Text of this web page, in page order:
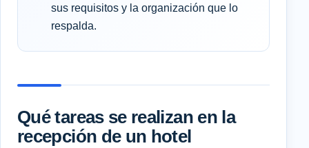
sus requisitos y la organización que lo
respalda.
Qué tareas se realizan en la
recepción de un hotel